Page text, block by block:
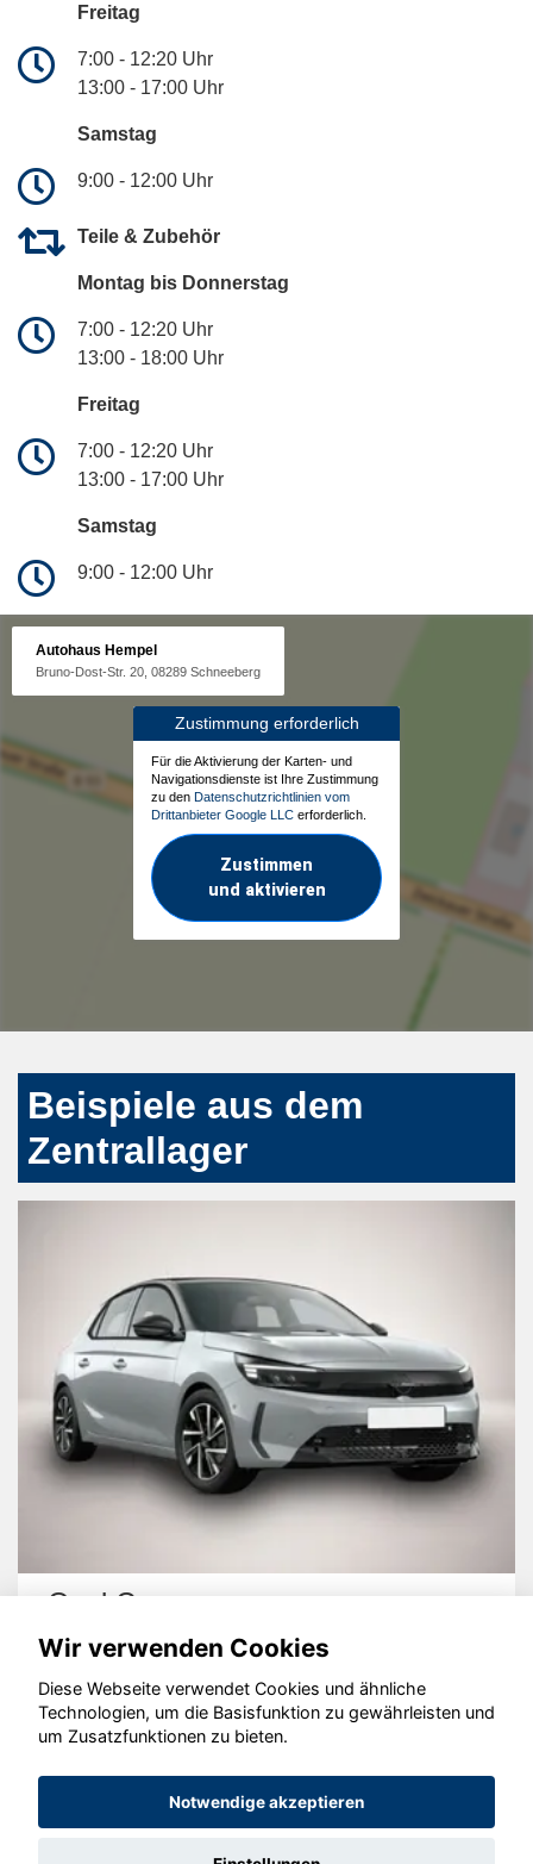
Freitag
7:00 - 12:20 Uhr
13:00 - 17:00 Uhr
Samstag
9:00 - 12:00 Uhr
Teile & Zubehör
Montag bis Donnerstag
7:00 - 12:20 Uhr
13:00 - 18:00 Uhr
Freitag
7:00 - 12:20 Uhr
13:00 - 17:00 Uhr
Samstag
9:00 - 12:00 Uhr
Autohaus Hempel
Bruno-Dost-Str. 20, 08289 Schneeberg
Zustimmung erforderlich
Für die Aktivierung der Karten- und
Navigationsdienste ist Ihre Zustimmung
zu den Datenschutzrichtlinien vom
Drittanbieter Google LLC erforderlich.
Zustimmen
und aktivieren
Beispiele aus dem
Zentrallager
Opel Corsa
© konjunkturmotor.de GmbH 2020 - 2026
Wir verwenden Cookies
Diese Webseite verwendet Cookies und ähnliche
Technologien, um die Basisfunktion zu gewährleisten und
um Zusatzfunktionen zu bieten.
Notwendige akzeptieren